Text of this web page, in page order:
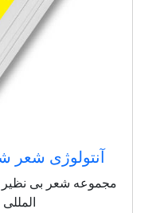
آنتولوژی شعر